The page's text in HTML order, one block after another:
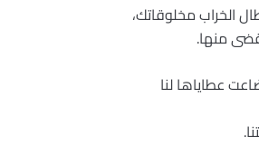
الخراب مخلوقاتك،
منها.
عطاياها لنا